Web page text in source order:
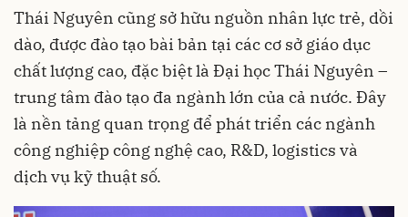
Thái Nguyên cũng sở hữu nguồn nhân lực trẻ, dồi
dào, được đào tạo bài bản tại các cơ sở giáo dục
chất lượng cao, đặc biệt là Đại học Thái Nguyên –
trung tâm đào tạo đa ngành lớn của cả nước. Đây
là nền tảng quan trọng để phát triển các ngành
công nghiệp công nghệ cao, R&D, logistics và
dịch vụ kỹ thuật số.